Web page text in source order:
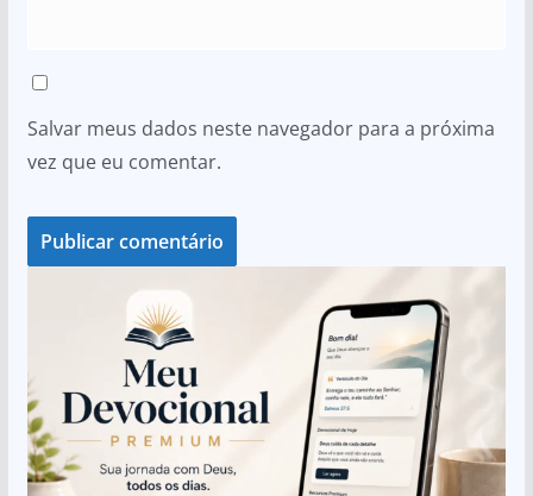
Salvar meus dados neste navegador para a próxima
vez que eu comentar.